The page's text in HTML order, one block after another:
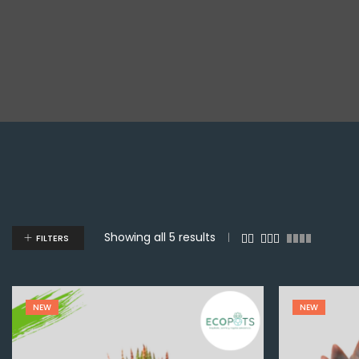
Showing all 5 results
FILTERS
NEW NEW